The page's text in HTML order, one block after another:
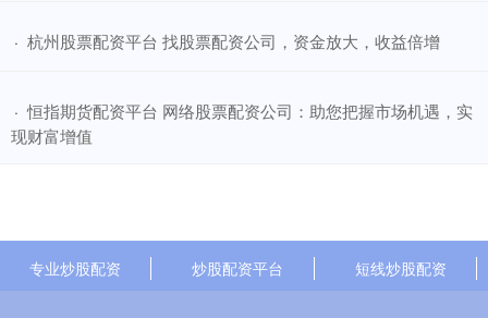
· ​杭州股票配资平台 找股票配资公司，资金放大，收益倍增
· ​恒指期货配资平台 网络股票配资公司：助您把握市场机遇，实
现财富增值
专业炒股配资 炒股配资平台 短线炒股配资